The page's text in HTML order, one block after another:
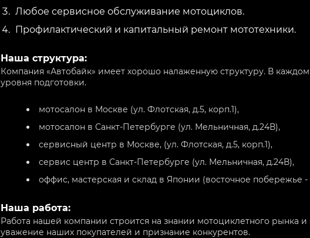
Любое сервисное обслуживание мотоциклов.
Профилактический и капитальный ремонт мототехники.
Наша структура:
Компания «Автобайк» имеет хорошо налаженную структуру. В
уровня подготовки.
мотосалон в Москве (ул. Флотская, д.5, корп.1),
мотосалон в Санкт-Петербурге (ул. Мельничная, д.24В),
сервисный центр в Москве, (ул. Флотская, д.5, корп.1),
сервис центр в Санкт-Петербурге (ул. Мельничная, д.24В),
оффис, мастерская и склад в Японии (восточное побережье -
Наша работа:
Работа нашей компании строится на знании мотоциклетного рынка
уважение наших покупателей и признание конкурентов.